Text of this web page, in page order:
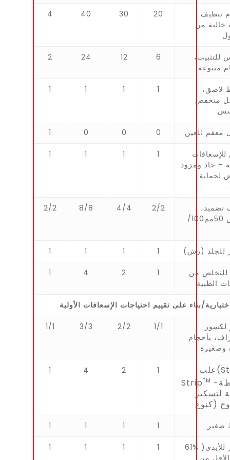
4 40 30 20
ﺗﻨﻈﯿﻒ
ﺧﺎﻟﯿﺔ ﻣﻦ
2 24 12 6
ﻟﻠﺘﺜﺒﯿﺖ،
ﻣﺘﻨﻮﻋﺔ
1 1 1 1
ﻻﺻﻖ،
ﻣﻨﺨﻔﺾ
1 0 0 0 ﻣﻌﻘﻢ ﻟﻠﻌﯿﻦ
1 1 1 1
– ﺣﺎد وﻣﺰود
ﻟﺤﻤﺎﯾﺔ
2/2 8/8 4/4 2/2
ﺗﻀﻤﯿﺪ،
ﺑﻌﺮض 50ﻣﻢ100/
1 1 1 1 ﻟﻠﺠﻠﺪ (رش)
1 4 2 1
ﻣﻦ
اﻟﻄﺒﯿﺔ
/ﺑﻨﺎء ﻋﻠﻰ ﺗﻘﯿﯿﻢ اﺣﺘﯿﺎﺟﺎت اﻹﺳﻌﺎﻓﺎت اﻷوﻟﯿﺔ
1/1 3/3 2/2 1/1
ﻟﻜﺴﻮر
ﺑﺄﺣﺠﺎم
وﺻﻐﯿﺮة
1 4 2 1
ﻋﻠﺐ(Steri-
StripTM -أﺷﺮطﺔ
ﻟﺘﺴﻜﯿﺮ
(ﻛﻨﻮع
1 1 1 1 ﺻﻐﯿﺮ
1 1 1 1
ﻣﻄﮭﺮ ﻟﻸﯾﺪي( %61
ﻣﻦ